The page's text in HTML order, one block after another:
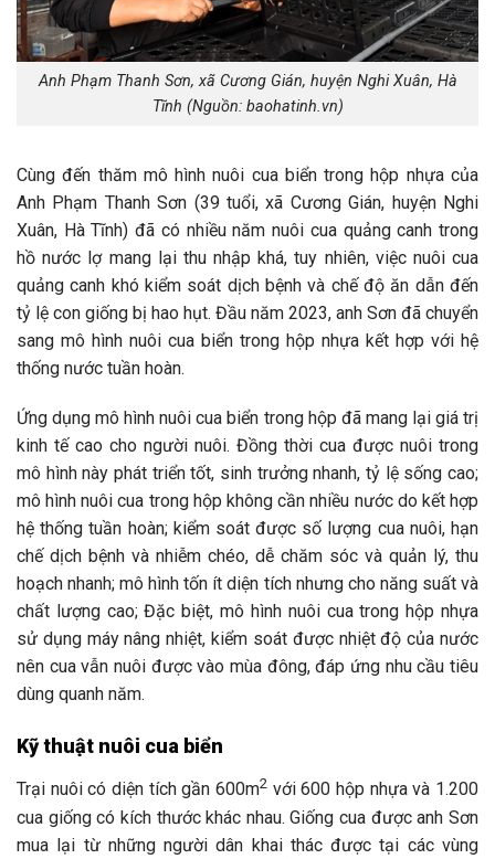
Anh Phạm Thanh Sơn, xã Cương Gián, huyện Nghi Xuân, Hà
Tĩnh (Nguồn: baohatinh.vn)
Cùng đến thăm mô hình nuôi cua biển trong hộp nhựa của
Anh Phạm Thanh Sơn (39 tuổi, xã Cương Gián, huyện Nghi
Xuân, Hà Tĩnh) đã có nhiều năm nuôi cua quảng canh trong
hồ nước lợ mang lại thu nhập khá, tuy nhiên, việc nuôi cua
quảng canh khó kiểm soát dịch bệnh và chế độ ăn dẫn đến
tỷ lệ con giống bị hao hụt. Đầu năm 2023, anh Sơn đã chuyển
sang mô hình nuôi cua biển trong hộp nhựa kết hợp với hệ
thống nước tuần hoàn.
Ứng dụng mô hình nuôi cua biển trong hộp đã mang lại giá trị
kinh tế cao cho người nuôi. Đồng thời cua được nuôi trong
mô hình này phát triển tốt, sinh trưởng nhanh, tỷ lệ sống cao;
mô hình nuôi cua trong hộp không cần nhiều nước do kết hợp
hệ thống tuần hoàn; kiểm soát được số lượng cua nuôi, hạn
chế dịch bệnh và nhiễm chéo, dễ chăm sóc và quản lý, thu
hoạch nhanh; mô hình tốn ít diện tích nhưng cho năng suất và
chất lượng cao; Đặc biệt, mô hình nuôi cua trong hộp nhựa
sử dụng máy nâng nhiệt, kiểm soát được nhiệt độ của nước
nên cua vẫn nuôi được vào mùa đông, đáp ứng nhu cầu tiêu
dùng quanh năm.
Kỹ thuật nuôi cua biển
Trại nuôi có diện tích gần 600m2 với 600 hộp nhựa và 1.200
cua giống có kích thước khác nhau. Giống cua được anh Sơn
mua lại từ những người dân khai thác được tại các vùng